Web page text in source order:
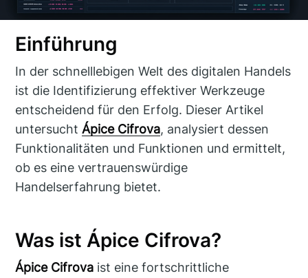
Einführung
In der schnelllebigen Welt des digitalen Handels
ist die Identifizierung effektiver Werkzeuge
entscheidend für den Erfolg. Dieser Artikel
untersuchtÁpice Cifrova, analysiert dessen
Funktionalitäten und Funktionen und ermittelt,
ob es eine vertrauenswürdige
Handelserfahrung bietet.
Was ist Ápice Cifrova?
Ápice Cifrova ist eine fortschrittliche